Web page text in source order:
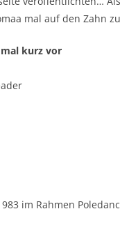
mal auf den Zahn
kurz vor
im Rahmen